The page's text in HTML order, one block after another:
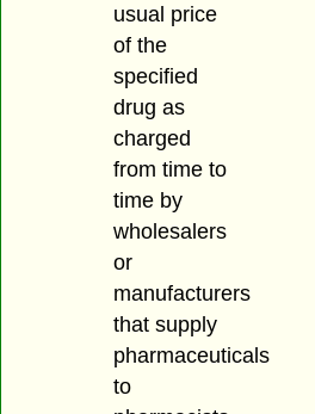
usual price
of the
specified
drug as
charged
from time to
time by
wholesalers
or
manufacturers
that supply
pharmaceuticals
to